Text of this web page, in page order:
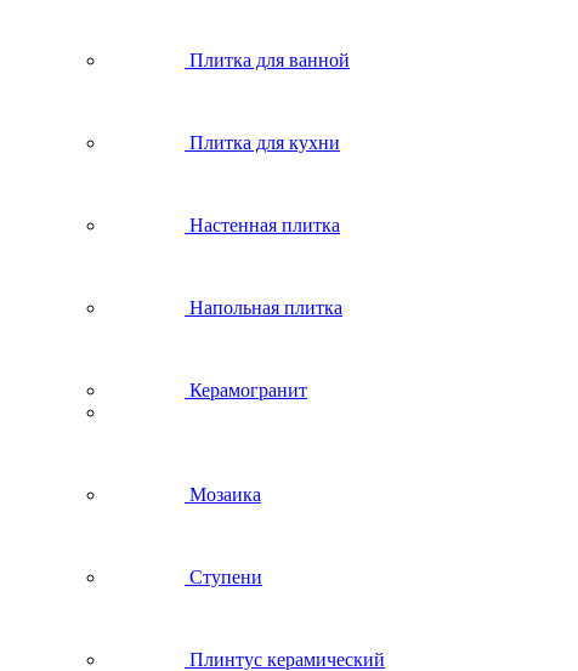
Плитка для ванной
Плитка для кухни
Настенная плитка
Напольная плитка
Керамогранит
Мозаика
Ступени
Плинтус керамический